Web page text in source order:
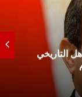
التاريخي